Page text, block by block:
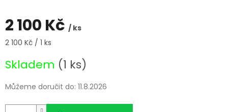
2 100 Kč / ks
Měrná
2 100 Kč / 1 ks
Skladem (1 ks)
Můžeme doručit do: 11.8.2026